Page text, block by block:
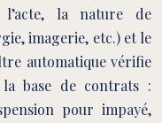
la nature de
imagerie, etc.) et le
automatique vérifie
la base de contrats :
pour impayé,